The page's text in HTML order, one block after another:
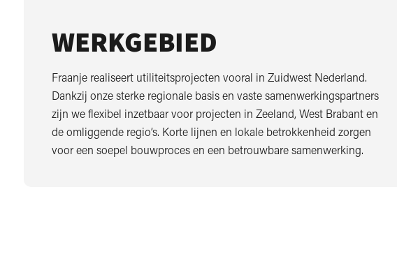
WERKGEBIED
Fraanje realiseert utiliteitsprojecten vooral in Zuidwest Nederland.
Dankzij onze sterke regionale basis en vaste samenwerkingspartners
zijn we flexibel inzetbaar voor projecten in Zeeland, West Brabant en
de omliggende regio’s. Korte lijnen en lokale betrokkenheid zorgen
voor een soepel bouwproces en een betrouwbare samenwerking.